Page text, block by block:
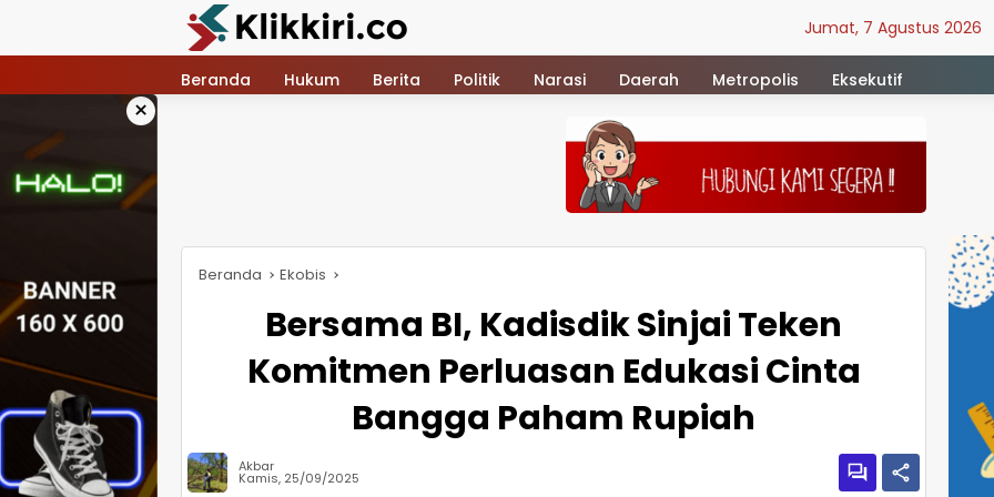
konten
Jumat, 7 Agustus 2026
Beranda Hukum Berita Politik Narasi Daerah Metropolis Eksekutif
×
Beranda Ekobis
Bersama BI, Kadisdik Sinjai Teken
Komitmen Perluasan Edukasi Cinta
Bangga Paham Rupiah
Akbar
Kamis, 25/09/2025